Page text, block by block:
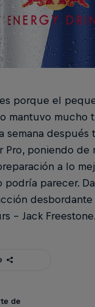
porque el
mantuvo mucho
semana después
Pro, poniendo de
a lo
podría parecer.
– Jack Freestone.
de